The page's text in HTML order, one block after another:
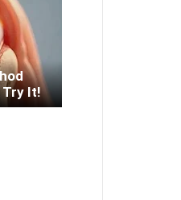
Try It!